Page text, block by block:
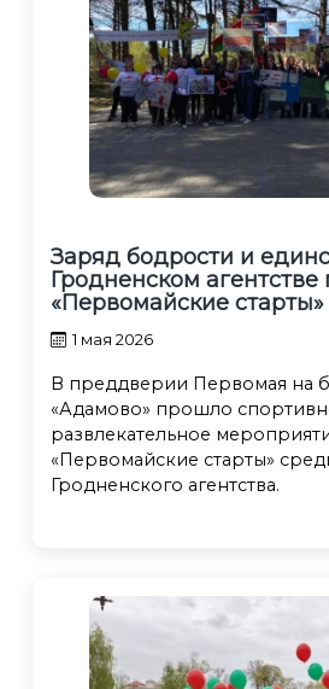
Заряд бодрости и
Гродненском
«Первомайские старты»
1 мая 2026
В преддверии Первомая на
«Адамово» прошло
развлекательное
«Первомайские старты»
Гродненского агентства.